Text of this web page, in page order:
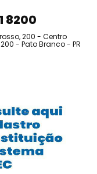
8200
200 - Centro
200 - Pato Branco - PR